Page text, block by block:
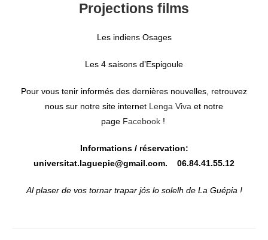
Projections films
Les indiens Osages
Les 4 saisons d’Espigoule
Pour vous tenir informés des dernières nouvelles, retrouvez
nous sur notre site internet Lenga Viva et notre
page Facebook!
Informations / réservation:
universitat.laguepie@gmail.com. 06.84.41.55.12
Al plaser de vos tornar trapar jós lo solelh de La Guépia !